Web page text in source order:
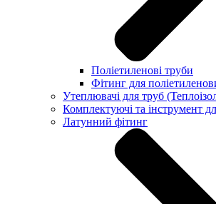
Поліетиленові труби
Фітинг для
Утеплювачі для труб
Комплектуючі та інструмент
Латунний фітинг